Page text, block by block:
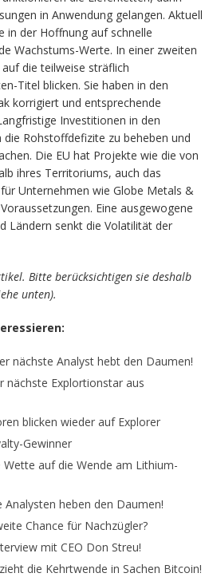
in Anwendung gelangen. Aktuell
in der Hoffnung auf schnelle
Wachstums-Werte. In einer zweiten
die teilweise sträflich
Titel blicken. Sie haben in den
korrigiert und entsprechende
Investitionen in den
Rohstoffdefizite zu beheben und
Die EU hat Projekte wie die von
ihres Territoriums, auch das
Unternehmen wie Globe Metals &
Eine ausgewogene
Ländern senkt die Volatilität der
Bitte berücksichtigen sie deshalb
unten).
nächste Analyst hebt den Daumen!
nächste Explortionstar aus
blicken wieder auf Explorer
Gewinner
Wette auf die Wende am Lithium-
heben den Daumen!
Chance für Nachzügler?
mit CEO Don Streu!
die Kehrtwende in Sachen Bitcoin!